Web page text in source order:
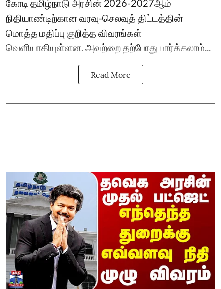
கோடி தமிழ்நாடு அரசின் 2026-2027ஆம்
நிதியாண்டிற்கான வரவு-செலவுத் திட்டத்தின்
மொத்த மதிப்பு குறித்த விவரங்கள்
வெளியாகியுள்ளன. அவற்றை தற்போது பார்க்கலாம்...
Read More